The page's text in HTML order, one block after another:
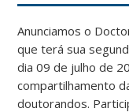
Anunciamos o
que terá sua
dia 09 de julho de
compartilhamento
doutorandos.